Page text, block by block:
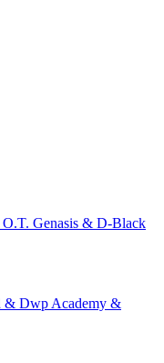
O.T. Genasis & D-Black
& Dwp Academy &